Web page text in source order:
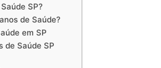
SP?
de Saúde?
em SP
de Saúde SP